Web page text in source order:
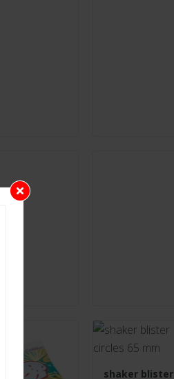
shaker blister